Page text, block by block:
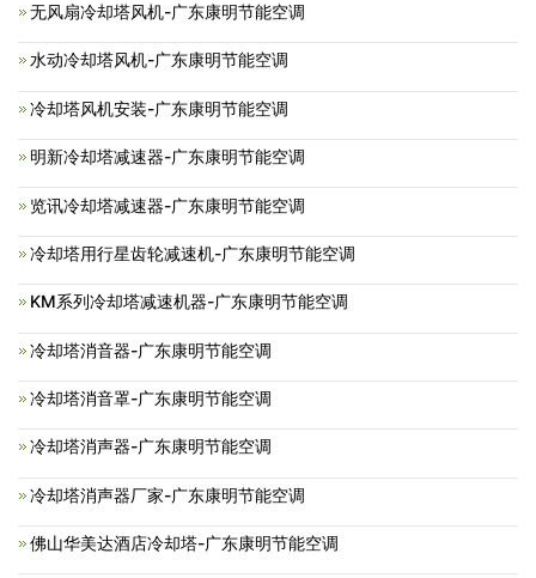
无风扇冷却塔风机-广东康明节能空调
水动冷却塔风机-广东康明节能空调
冷却塔风机安装-广东康明节能空调
明新冷却塔减速器-广东康明节能空调
览讯冷却塔减速器-广东康明节能空调
冷却塔用行星齿轮减速机-广东康明节能空调
KM系列冷却塔减速机器-广东康明节能空调
冷却塔消音器-广东康明节能空调
冷却塔消音罩-广东康明节能空调
冷却塔消声器-广东康明节能空调
冷却塔消声器厂家-广东康明节能空调
佛山华美达酒店冷却塔-广东康明节能空调